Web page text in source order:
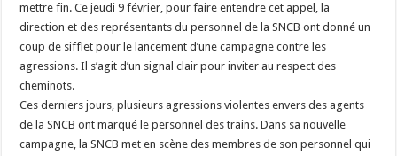
mettre fin. Ce jeudi 9 février, pour faire entendre cet appel, la
direction et des représentants du personnel de la SNCB ont donné un
coup de sifflet pour le lancement d’une campagne contre les
agressions. Il s’agit d’un signal clair pour inviter au respect des
cheminots.
Ces derniers jours, plusieurs agressions violentes envers des agents
de la SNCB ont marqué le personnel des trains. Dans sa nouvelle
campagne, la SNCB met en scène des membres de son personnel qui